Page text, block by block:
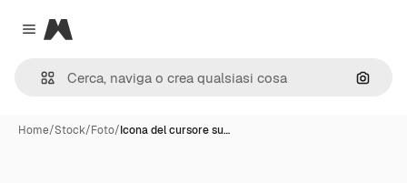
Close menu
Magnific
Cerca
Home/Stock/Foto/Icona del cursore su…